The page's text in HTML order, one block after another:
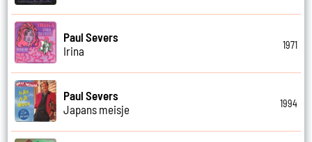
Paul Severs
Irina
1971
Paul Severs
Japans meisje
1994